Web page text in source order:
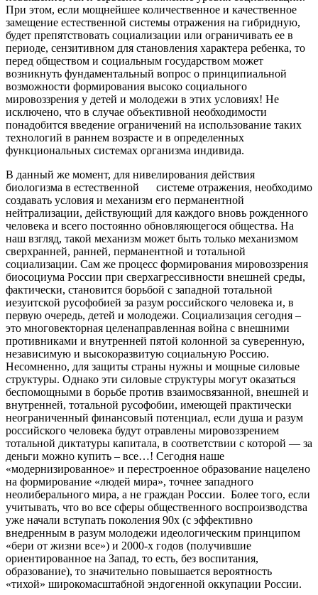
При этом, если мощнейшее количественное и качественное
замещение естественной системы отражения на гибридную,
будет препятствовать социализации или ограничивать ее в
периоде, сензитивном для становления характера ребенка, то
перед обществом и социальным государством может
возникнуть фундаментальный вопрос о принципиальной
возможности формирования высоко социального
мировоззрения у детей и молодежи в этих условиях! Не
исключено, что в случае объективной необходимости
понадобится введение ограничений на использование таких
технологий в раннем возрасте и в определенных
функциональных системах организма индивида.
В данный же момент, для нивелирования действия
биологизма в естественной системе отражения, необходимо
создавать условия и механизм его перманентной
нейтрализации, действующий для каждого вновь рожденного
человека и всего постоянно обновляющегося общества. На
наш взгляд, такой механизм может быть только механизмом
сверхранней, ранней, перманентной и тотальной
социализации. Сам же процесс формирования мировоззрения
биосоциума России при сверхагрессивности внешней среды,
фактически, становится борьбой с западной тотальной
иезуитской русофобией за разум российского человека и, в
первую очередь, детей и молодежи. Социализация сегодня –
это многовекторная целенаправленная война с внешними
противниками и внутренней пятой колонной за суверенную,
независимую и высокоразвитую социальную Россию.
Несомненно, для защиты страны нужны и мощные силовые
структуры. Однако эти силовые структуры могут оказаться
беспомощными в борьбе против взаимосвязанной, внешней и
внутренней, тотальной русофобии, имеющей практически
неограниченный финансовый потенциал, если душа и разум
российского человека будут отравлены мировоззрением
тотальной диктатуры капитала, в соответствии с которой — за
деньги можно купить – все…! Сегодня наше
«модернизированное» и перестроенное образование нацелено
на формирование «людей мира», точнее западного
неолиберального мира, а не граждан России. Более того, если
учитывать, что во все сферы общественного воспроизводства
уже начали вступать поколения 90х (с эффективно
внедренным в разум молодежи идеологическим принципом
«бери от жизни все») и 2000-х годов (получившие
ориентированное на Запад, то есть, без воспитания,
образование), то значительно повышается вероятность
«тихой» широкомасштабной эндогенной оккупации России.